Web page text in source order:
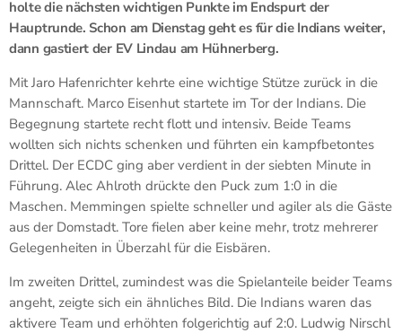
holte die nächsten wichtigen Punkte im Endspurt der
Hauptrunde. Schon am Dienstag geht es für die Indians weiter,
dann gastiert der EV Lindau am Hühnerberg.
Mit Jaro Hafenrichter kehrte eine wichtige Stütze zurück in die
Mannschaft. Marco Eisenhut startete im Tor der Indians. Die
Begegnung startete recht flott und intensiv. Beide Teams
wollten sich nichts schenken und führten ein kampfbetontes
Drittel. Der ECDC ging aber verdient in der siebten Minute in
Führung. Alec Ahlroth drückte den Puck zum 1:0 in die
Maschen. Memmingen spielte schneller und agiler als die Gäste
aus der Domstadt. Tore fielen aber keine mehr, trotz mehrerer
Gelegenheiten in Überzahl für die Eisbären.
Im zweiten Drittel, zumindest was die Spielanteile beider Teams
angeht, zeigte sich ein ähnliches Bild. Die Indians waren das
aktivere Team und erhöhten folgerichtig auf 2:0. Ludwig Nirschl